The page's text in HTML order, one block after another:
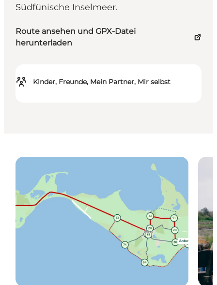
Südfünische Inselmeer.
Route ansehen und GPX-Datei
herunterladen
Kinder, Freunde, Mein Partner, Mir selbst